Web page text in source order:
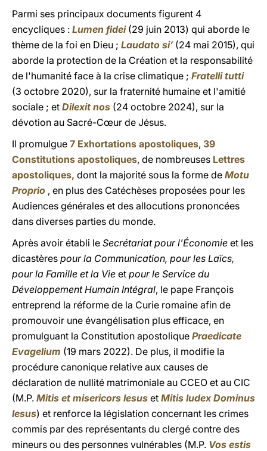
Parmi ses principaux documents figurent 4
encycliques : Lumen fidei (29 juin 2013) qui aborde le
thème de la foi en Dieu ; Laudato si’ (24 mai 2015), qui
aborde la protection de la Création et la responsabilité
de l'humanité face à la crise climatique ; Fratelli tutti
(3 octobre 2020), sur la fraternité humaine et l'amitié
sociale ; et Dilexit nos (24 octobre 2024), sur la
dévotion au Sacré-Cœur de Jésus.
Il promulgue 7 Exhortations apostoliques, 39
Constitutions apostoliques, de nombreuses Lettres
apostoliques, dont la majorité sous la forme de Motu
Proprio , en plus des Catéchèses proposées pour les
Audiences générales et des allocutions prononcées
dans diverses parties du monde.
Après avoir établi le Secrétariat pour l'Économie et les
dicastères pour la Communication, pour les Laïcs,
pour la Famille et la Vie et pour le Service du
Développement Humain Intégral, le pape François
entreprend la réforme de la Curie romaine afin de
promouvoir une évangélisation plus efficace, en
promulguant la Constitution apostolique Praedicate
Evagelium (19 mars 2022). De plus, il modifie la
procédure canonique relative aux causes de
déclaration de nullité matrimoniale au CCEO et au CIC
(M.P. Mitis et misericors Iesus et Mitis Iudex Dominus
Iesus) et renforce la législation concernant les crimes
commis par des représentants du clergé contre des
mineurs ou des personnes vulnérables (M.P. Vos estis